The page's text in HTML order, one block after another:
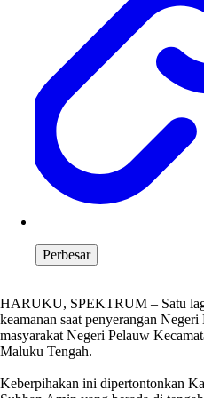
Perbesar
HARUKU, SPEKTRUM – Satu
keamanan saat penyerangan
masyarakat Negeri Pelauw
Maluku Tengah.
Keberpihakan ini dipertontonkan